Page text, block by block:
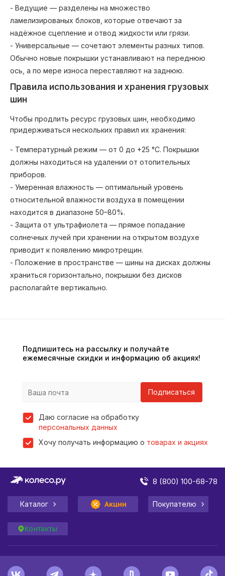
- Ведущие — разделены на множество
ламелизированых блоков, которые отвечают за
надёжное сцепление и отвод жидкости или грязи.
- Универсальные — сочетают элементы разных типов.
Обычно новые покрышки устанавливают на переднюю
ось, а по мере износа переставляют на заднюю.
Правила использования и хранения грузовых
шин
Чтобы продлить ресурс грузовых шин, необходимо
придерживаться нескольких правил их хранения:
- Температурный режим — от 0 до +25 °C. Покрышки
должны находиться на удалении от отопительных
приборов.
- Умеренная влажность — оптимальный уровень
относительной влажности воздуха в помещении
находится в диапазоне 50–80%.
- Защита от ультрафиолета — прямое попадание
солнечных лучей при хранении на открытом воздухе
приводит к появлению микротрещин.
- Положение в пространстве — шины на дисках должны
храниться горизонтально, покрышки без дисков
располагайте вертикально.
Подпишитесь на рассылку и получайте
ежемесячные скидки и информацию об акциях!
Подписаться
Даю согласие на обработку
персональных данных
Хочу получать информацию о товарах и акциях
8 (800) 100-68-78
Каталог Акции Покупателю
Контакты